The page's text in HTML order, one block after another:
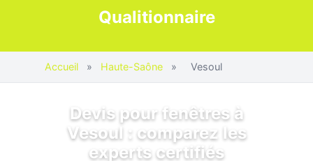
Qualitionnaire
Accueil » Haute-Saône » Vesoul
Devis pour fenêtres à
Vesoul : comparez les
experts certifiés